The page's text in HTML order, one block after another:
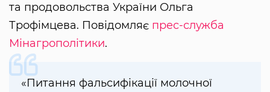
та продовольства України Ольга
Трофімцева. Повідомляє прес-служба
Мінагрополітики.
«Питання фальсифікації молочної